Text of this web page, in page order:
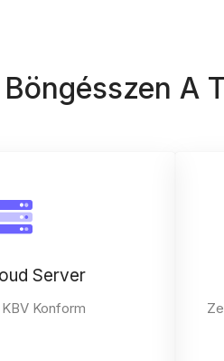
Böngésszen A
Server
KBV Konform